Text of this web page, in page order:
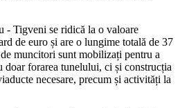
- Tigveni se ridică la o valoare
de euro și are o lungime totală de 37
muncitori sunt mobilizați pentru a
doar forarea tunelului, ci și construcția
necesare, precum și activități la